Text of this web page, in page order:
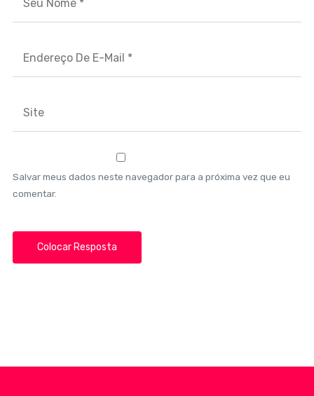
Salvar meus dados neste navegador para a próxima vez que eu
comentar.